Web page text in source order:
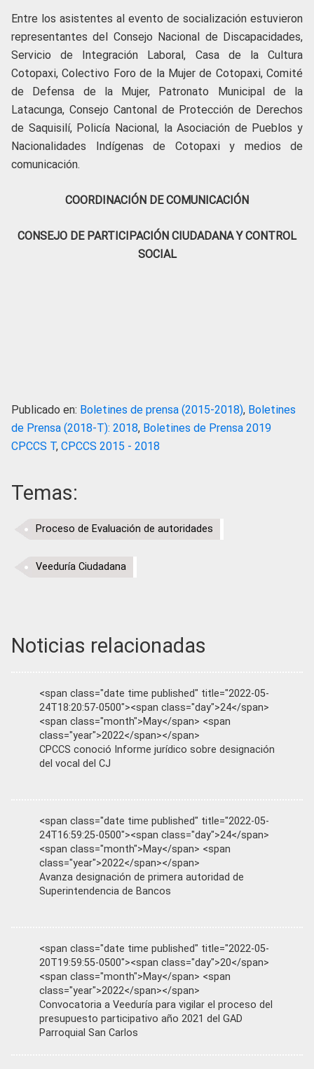
Entre los asistentes al evento de socialización estuvieron
representantes del Consejo Nacional de Discapacidades,
Servicio de Integración Laboral, Casa de la Cultura
Cotopaxi, Colectivo Foro de la Mujer de Cotopaxi, Comité
de Defensa de la Mujer, Patronato Municipal de la
Latacunga, Consejo Cantonal de Protección de Derechos
de Saquisilí, Policía Nacional, la Asociación de Pueblos y
Nacionalidades Indígenas de Cotopaxi y medios de
comunicación.
COORDINACIÓN DE COMUNICACIÓN
CONSEJO DE PARTICIPACIÓN CIUDADANA Y CONTROL
SOCIAL
Publicado en: Boletines de prensa (2015-2018), Boletines
de Prensa (2018-T): 2018, Boletines de Prensa 2019
CPCCS T, CPCCS 2015 - 2018
Temas:
Proceso de Evaluación de autoridades
Veeduría Ciudadana
Noticias relacionadas
<span class="date time published" title="2022-05-
24T18:20:57-0500"><span class="day">24</span>
<span class="month">May</span> <span
class="year">2022</span></span>
CPCCS conoció Informe jurídico sobre designación
del vocal del CJ
<span class="date time published" title="2022-05-
24T16:59:25-0500"><span class="day">24</span>
<span class="month">May</span> <span
class="year">2022</span></span>
Avanza designación de primera autoridad de
Superintendencia de Bancos
<span class="date time published" title="2022-05-
20T19:59:55-0500"><span class="day">20</span>
<span class="month">May</span> <span
class="year">2022</span></span>
Convocatoria a Veeduría para vigilar el proceso del
presupuesto participativo año 2021 del GAD
Parroquial San Carlos